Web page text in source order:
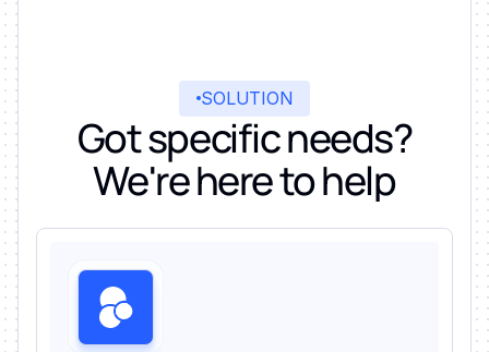
SOLUTION
Got specific needs?
We're here to help